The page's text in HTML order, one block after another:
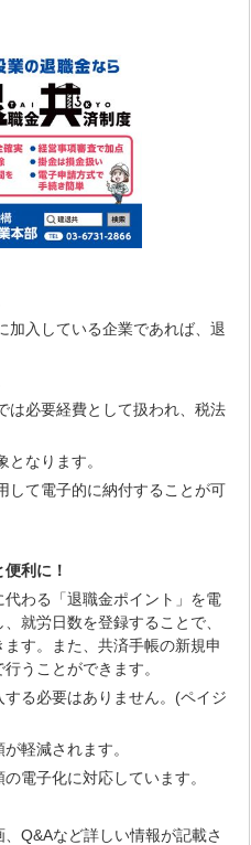
加入している企業であれば、退
は必要経費として扱われ、税法
なります。
して電子的に納付することが可
利に！
わる「退職金ポイント」を電
就労日数を登録することで、
す。また、共済手帳の新規申
うことができます。
する必要はありません。(ペイジ
軽減されます。
電子化に対応しています。
Q&Aなど詳しい情報が記載さ